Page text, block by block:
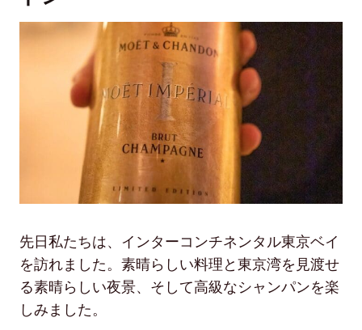
先日私たちは、インターコンチネンタル東京ベイ
を訪れました。素晴らしい料理と東京湾を見渡せ
る素晴らしい夜景、そして高級なシャンパンを楽
しみました。